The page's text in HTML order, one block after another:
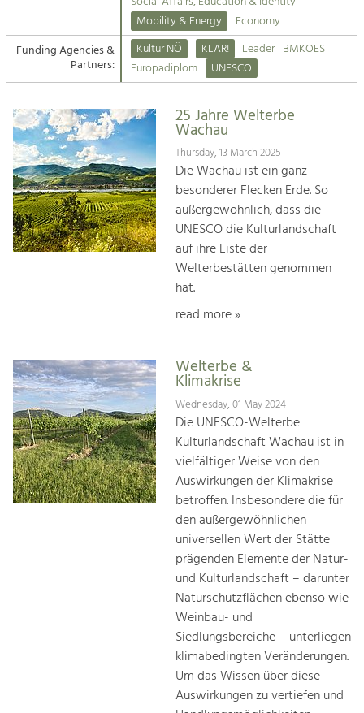
Suche
Impressum
Kontakt
Tourism
Offer Development and Positioning
Art & Culture
Crafts, Science and Research.
Social Affairs, Education
& Identity
Equality, Youth and Integration.
Climate Change, Public Transport and
Increase in Regional Value Added.
Mobility & Energy
Economy
Funding Agencies &
Partners:
Kultur NÖ KLAR! Leader BMKOES
Europadiplom
UNESCO
25 Jahre Welterbe
Wachau
Thursday, 13 March 2025
Die Wachau ist ein ganz
besonderer Flecken Erde. So
außergewöhnlich, dass die
UNESCO die Kulturlandschaft
auf ihre Liste der
Welterbestätten genommen
hat.
read more »
Welterbe &
Klimakrise
Wednesday, 01 May 2024
Die UNESCO-Welterbe
Kulturlandschaft Wachau ist in
vielfältiger Weise von den
Auswirkungen der Klimakrise
betroffen. Insbesondere die für
den außergewöhnlichen
universellen Wert der Stätte
prägenden Elemente der Natur-
und Kulturlandschaft – darunter
Naturschutzflächen ebenso wie
Weinbau- und
Siedlungsbereiche – unterliegen
klimabedingten Veränderungen.
Um das Wissen über diese
Auswirkungen zu vertiefen und